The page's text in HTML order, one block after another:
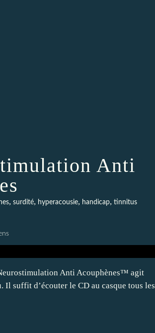
Anti
, surdité, hyperacousie, handicap, tinnitus
Anti Acouphènes™ agit
Il suffit d’écouter le CD au casque tous les